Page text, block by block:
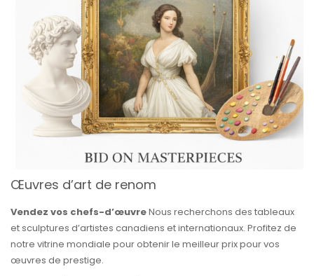
Œuvres d’art de renom
Vendez vos chefs-d’œuvreNous recherchons des tableaux
et sculptures d’artistes canadiens et internationaux. Profitez de
notre vitrine mondiale pour obtenir le meilleur prix pour vos
œuvres de prestige.